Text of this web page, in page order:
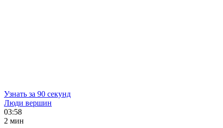
Узнать за 90 секунд
Люди вершин
03:58
2 мин